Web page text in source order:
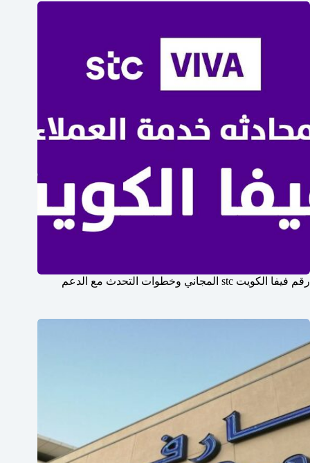
رقم فيفا الكويت stc المجاني وخطوات التحدث مع الدعم